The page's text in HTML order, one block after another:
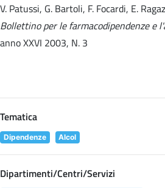
V. Patussi, G. Bartoli, F. Focardi, E.
Bollettino per le farmacodipendenze e
anno XXVI 2003, N. 3
Tematica
Dipendenze Alcol
Dipartimenti/Centri/Servizi